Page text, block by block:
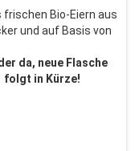
Bio-Eiern aus
und auf Basis von
da, neue Flasche
folgt in Kürze!